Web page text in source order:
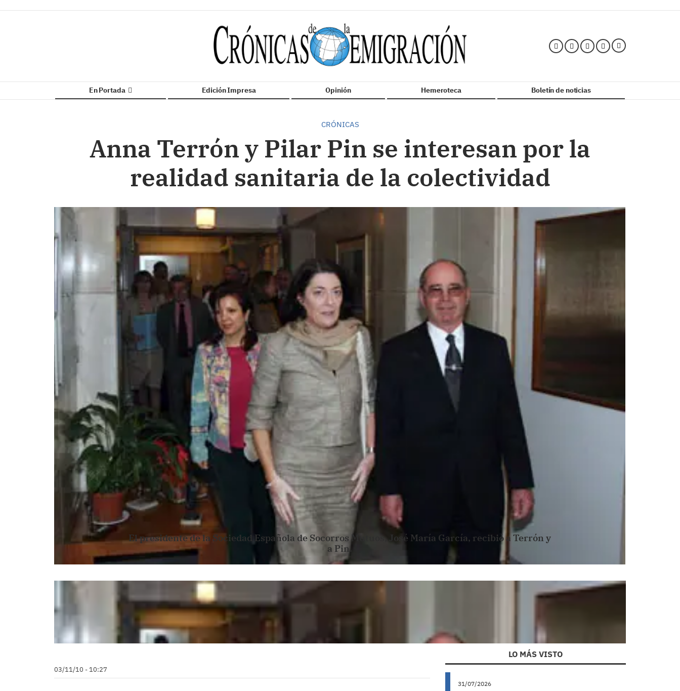
En Portada Edición Impresa Opinión Hemeroteca Boletín de noticias
CRÓNICAS
Anna Terrón y Pilar Pin se interesan por la
realidad sanitaria de la colectividad
El presidente de la Sociedad Española de Socorros Mutuos, José María García, recibió a Terrón y
a Pin.
03/11/10 - 10:27
LO MÁS VISTO
31/07/2026